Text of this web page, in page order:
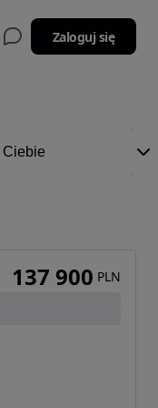
Zaloguj się
137 900 PLN